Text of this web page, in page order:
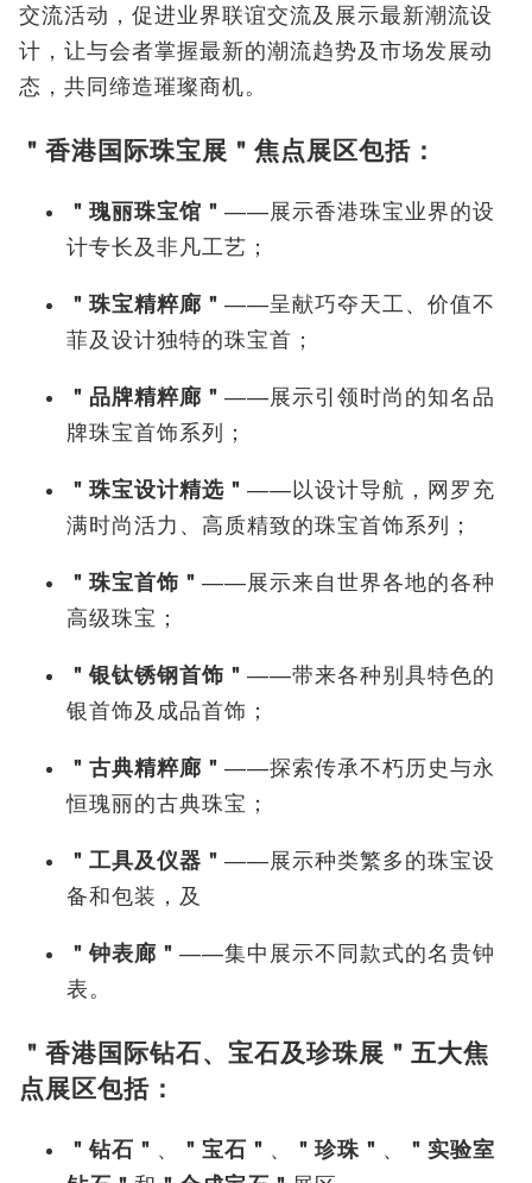
交流活动，促进业界联谊交流及展示最新潮流设
计，让与会者掌握最新的潮流趋势及市场发展动
态，共同缔造璀璨商机。
＂香港国际珠宝展＂焦点展区包括：
＂ 瑰丽珠宝馆 ＂ ——展示香港珠宝业界的设
计专长及非凡工艺；
＂珠宝精粹廊＂ ——呈献巧夺天工、价值不
菲及设计独特的珠宝首；
＂品牌精粹廊＂ ——展示引领时尚的知名品
牌珠宝首饰系列；
＂珠宝设计精选＂ ——以设计导航，网罗充
满时尚活力、高质精致的珠宝首饰系列；
＂珠宝首饰＂ ——展示来自世界各地的各种
高级珠宝；
＂银钛锈钢首饰＂ ——带来各种别具特色的
银首饰及成品首饰；
＂古典精粹廊＂ ——探索传承不朽历史与永
恒瑰丽的古典珠宝；
＂工具及仪器＂ ——展示种类繁多的珠宝设
备和包装，及
＂钟表廊＂ ——集中展示不同款式的名贵钟
表。
＂香港国际钻石、宝石及珍珠展＂五大焦
点展区包括：
＂钻石＂ 、 ＂宝石＂ 、 ＂珍珠＂ 、 ＂ 实验室